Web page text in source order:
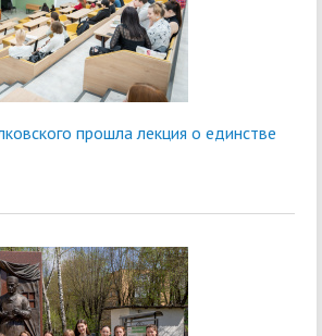
прошла лекция о единстве